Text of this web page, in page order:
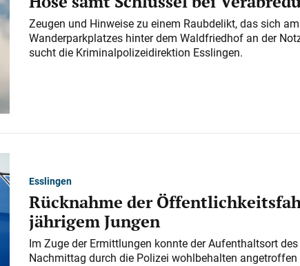
Zeugen und Hinweise zu einem Raubdelikt, das sich
Wanderparkplatzes hinter dem Waldfriedhof an der
sucht die Kriminalpolizeidirektion Esslingen.
Esslingen
Rücknahme der
jährigem Jungen
Im Zuge der Ermittlungen konnte der Aufenthaltsort
Nachmittag durch die Polizei wohlbehalten angetroffen